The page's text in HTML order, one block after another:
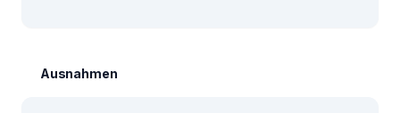
Ausnahmen